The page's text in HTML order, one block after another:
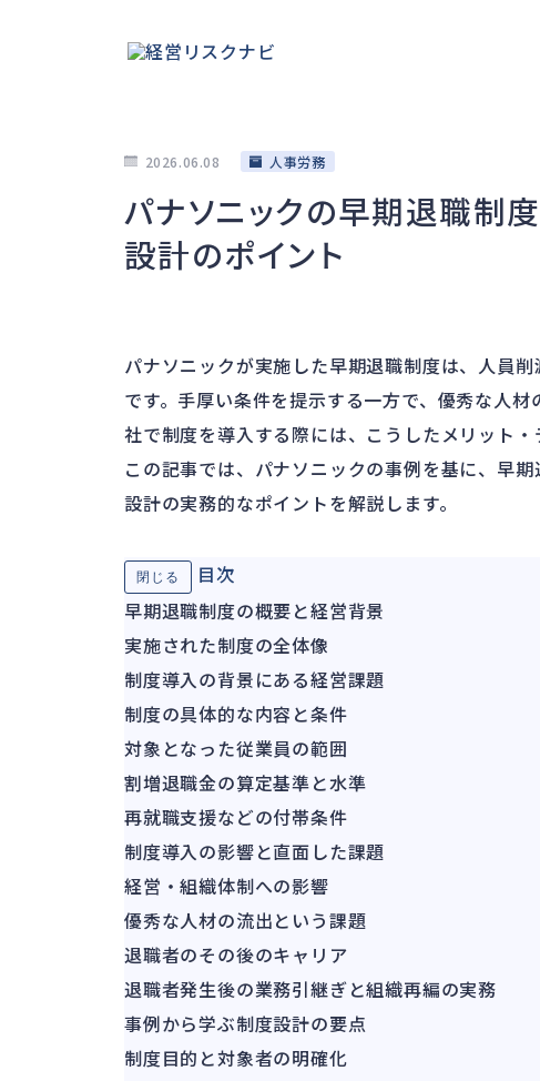
2026.06.08 人事労務
パナソニックの早期退職制
設計のポイント
パナソニックが実施した早期退職制度は、人員
です。手厚い条件を提示する一方で、優秀な人
社で制度を導入する際には、こうしたメリット
この記事では、パナソニックの事例を基に、早
設計の実務的なポイントを解説します。
閉じる
目次
早期退職制度の概要と経営背景
実施された制度の全体像
制度導入の背景にある経営課題
制度の具体的な内容と条件
対象となった従業員の範囲
割増退職金の算定基準と水準
再就職支援などの付帯条件
制度導入の影響と直面した課題
経営・組織体制への影響
優秀な人材の流出という課題
退職者のその後のキャリア
退職者発生後の業務引継ぎと組織再編の実務
事例から学ぶ制度設計の要点
制度目的と対象者の明確化